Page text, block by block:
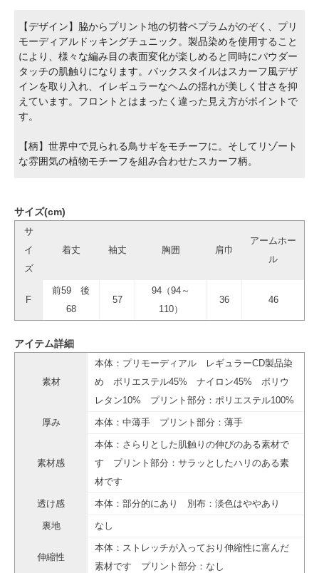
【デザイン】脇からプリント地の切替ペプラムがのぞく、プリ
モーディアルドッキングチュニック。製品染めを使用すること
により、様々な編み目の表面変化が楽しめると同時にパウダー
タッチの肌触りになります。バックスタイルはスカーフ風デザ
インを取り入れ、イレギュラーなヘムの揺れが美しく甘さを抑
えています。フロントとはまったく違った見え方がポイントで
す。
【柄】世界中で見られる鳥サギをモチーフに。そしてリゾート
な雰囲気の植物モチーフを組み合わせたスカーフ柄。
サイズ(cm)
サ
イ
ズ
着丈 袖丈 胸囲 肩巾
アームホー
ル
F
前59 後
68
57
94（94～
110）
36 46
アイテム詳細
素材
本体：プリモーディアル レギュラーCD製品染
め ポリエステル45% ナイロン45% ポリウ
レタン10% プリント部分：ポリエステル100%
厚み 本体：中薄手 プリント部分：薄手
素材感
本体：さらりとした肌触りの伸びのある素材で
す プリント部分：サラッとしたハリのある素
材です
透け感 本体：部分的にあり 別布：淡色はややあり
裏地 なし
伸縮性
本体：ストレッチが入っており伸縮性に富んだ
素材です プリント部分：なし